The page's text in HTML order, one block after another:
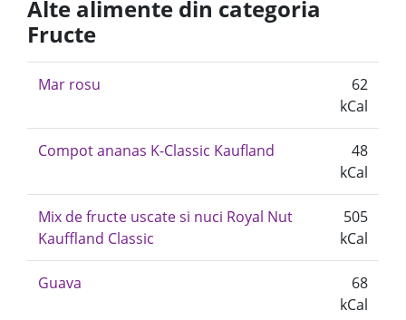
Alte alimente din categoria
Fructe
Mar rosu
62
kCal
Compot ananas K-Classic Kaufland
48
kCal
Mix de fructe uscate si nuci Royal Nut
Kauffland Classic
505
kCal
Guava
68
kCal